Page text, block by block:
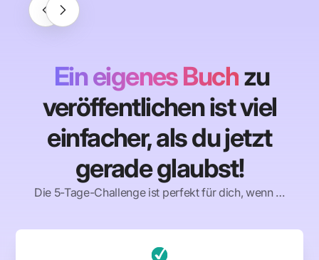
Ein eigenes Buchzu
veröffentlichen ist viel
einfacher, als du jetzt
gerade glaubst!
Die 5-Tage-Challenge ist perfekt für dich, wenn …